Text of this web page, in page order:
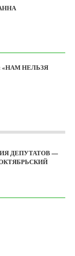
НЕЛЬЗЯ
ДЕПУТАТОВ —